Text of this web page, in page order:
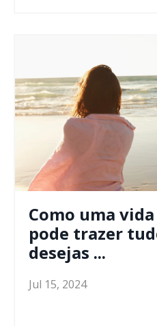
Como uma
pode trazer
desejas ...
Jul 15, 2024